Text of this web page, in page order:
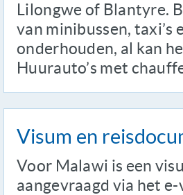
Lilongwe of Blantyre.
van minibussen,
onderhouden, al kan
Huurauto’s met
Visum en
Voor Malawi is een
aangevraagd via het